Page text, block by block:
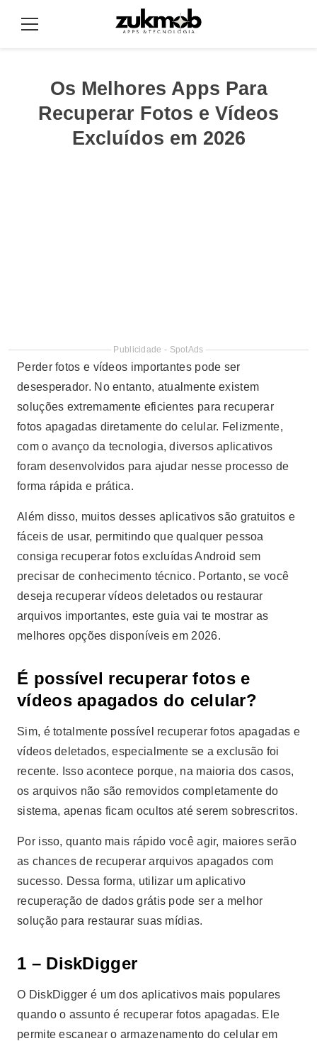
paraMenu
Os Melhores Apps Para
Recuperar Fotos e Vídeos
Excluídos em 2026
Publicidade - SpotAds
Perder fotos e vídeos importantes pode ser
desesperador. No entanto, atualmente existem
soluções extremamente eficientes para recuperar
fotos apagadas diretamente do celular. Felizmente,
com o avanço da tecnologia, diversos aplicativos
foram desenvolvidos para ajudar nesse processo de
forma rápida e prática.
Além disso, muitos desses aplicativos são gratuitos e
fáceis de usar, permitindo que qualquer pessoa
consiga recuperar fotos excluídas Android sem
precisar de conhecimento técnico. Portanto, se você
deseja recuperar vídeos deletados ou restaurar
arquivos importantes, este guia vai te mostrar as
melhores opções disponíveis em 2026.
É possível recuperar fotos e
vídeos apagados do celular?
Sim, é totalmente possível recuperar fotos apagadas e
vídeos deletados, especialmente se a exclusão foi
recente. Isso acontece porque, na maioria dos casos,
os arquivos não são removidos completamente do
sistema, apenas ficam ocultos até serem sobrescritos.
Por isso, quanto mais rápido você agir, maiores serão
as chances de recuperar arquivos apagados com
sucesso. Dessa forma, utilizar um aplicativo
recuperação de dados grátis pode ser a melhor
solução para restaurar suas mídias.
1 – DiskDigger
O DiskDigger é um dos aplicativos mais populares
quando o assunto é recuperar fotos apagadas. Ele
permite escanear o armazenamento do celular em